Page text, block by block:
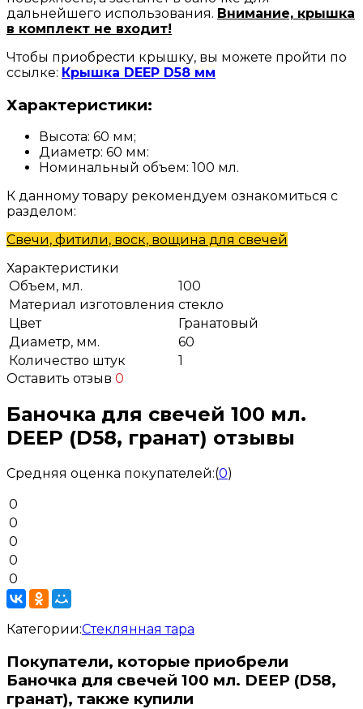
дальнейшего использования. Внимание, крышка
в комплект не входит!
Чтобы приобрести крышку, вы можете пройти по
ссылке: Крышка DEEP D58 мм
Характеристики:
Высота: 60 мм;
Диаметр: 60 мм:
Номинальный объем: 100 мл.
К данному товару рекомендуем ознакомиться с
разделом:
Свечи, фитили, воск, вощина для свечей
Характеристики
Объем, мл.
100
Материал изготовления стекло
Цвет
Гранатовый
Диаметр, мм.
60
Количество штук
1
Оставить отзыв 0
Баночка для свечей 100 мл.
DEEP (D58, гранат) отзывы
Средняя оценка покупателей:(0)
0
0
0
0
0
Категории:Стеклянная тара
Покупатели, которые приобрели
Баночка для свечей 100 мл. DEEP (D58,
гранат), также купили